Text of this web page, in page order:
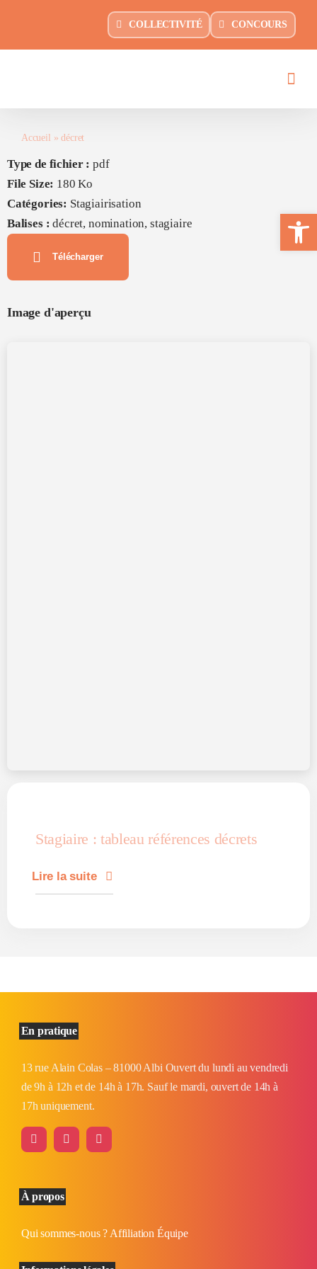
Ouvrir
contenu
COLLECTIVITÉ CONCOURS
Accueil »décret
Type de fichier : pdf
File Size: 180 Ko
Catégories: Stagiairisation
Balises :décret, nomination, stagiaire
Télécharger
Image d'aperçu
Stagiaire : tableau références décrets
Lire la suite
En pratique
13 rue Alain Colas – 81000 Albi Ouvert du lundi au vendredi
de 9h à 12h et de 14h à 17h. Sauf le mardi, ouvert de 14h à
17h uniquement.
À propos
Qui sommes-nous ? Affiliation Équipe